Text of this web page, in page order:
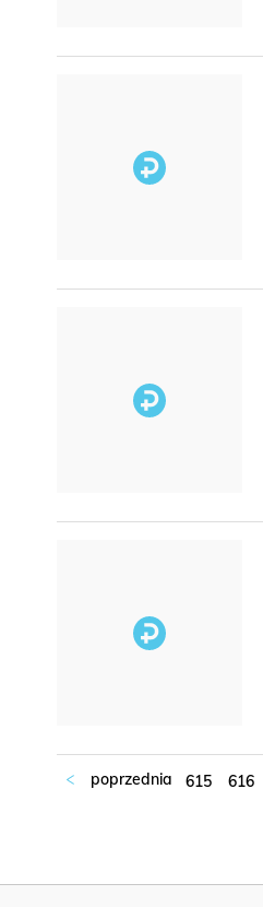
615 616